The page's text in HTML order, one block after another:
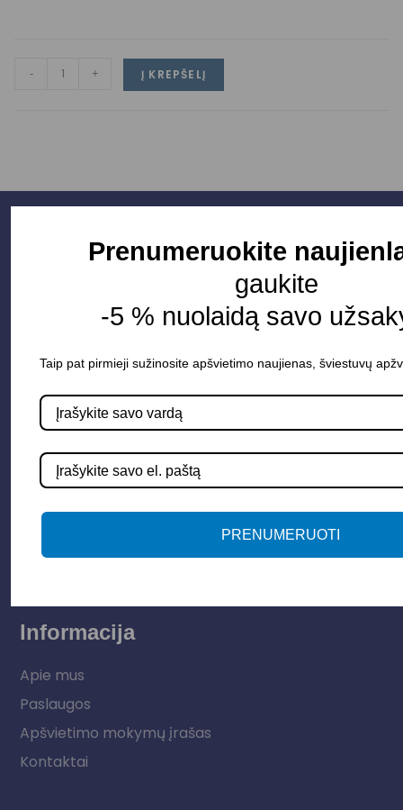
- + Į KREPŠELĮ
Parduotuvė
Apšvietimo sistemos
Elektros instaliacija
Lauko šviestuvai
Informacija
Apie mus
Paslaugos
Apšvietimo mokymų įrašas
Kontaktai
Prenumeruokite
gaukite
-5 % nuolaidą savo
Taip pat pirmieji sužinosite apšvietimo naujienas, šviestuvų
PRENUMERUOTI